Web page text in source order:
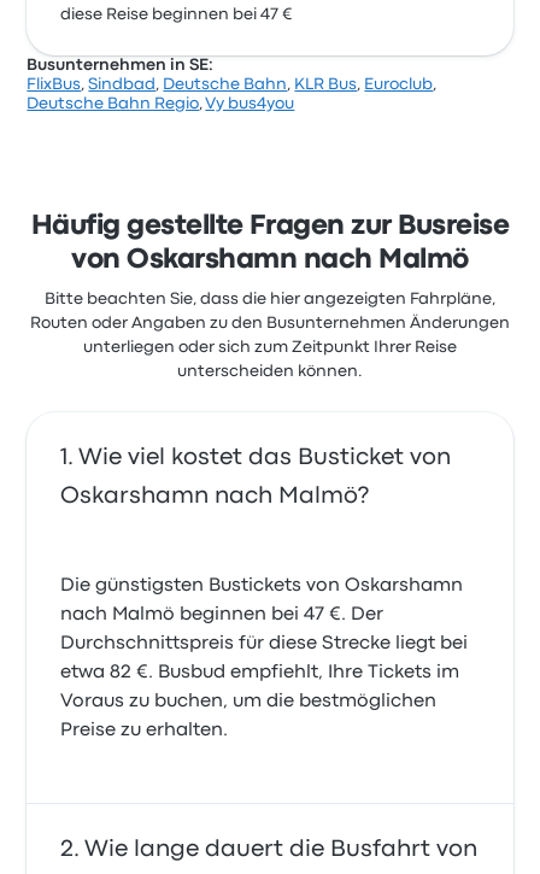
diese Reise beginnen bei 47 €
Busunternehmen in SE:
FlixBus,Sindbad , Deutsche Bahn, KLR Bus, Euroclub,
Deutsche Bahn Regio,Vy bus4you
Häufig gestellte Fragen zur Busreise
von Oskarshamn nach Malmö
Bitte beachten Sie, dass die hier angezeigten Fahrpläne,
Routen oder Angaben zu den Busunternehmen Änderungen
unterliegen oder sich zum Zeitpunkt Ihrer Reise
unterscheiden können.
Wie viel kostet das Busticket von
Oskarshamn nach Malmö?
Die günstigsten Bustickets von Oskarshamn
nach Malmö beginnen bei 47 €. Der
Durchschnittspreis für diese Strecke liegt bei
etwa 82 €. Busbud empfiehlt, Ihre Tickets im
Voraus zu buchen, um die bestmöglichen
Preise zu erhalten.
Wie lange dauert die Busfahrt von